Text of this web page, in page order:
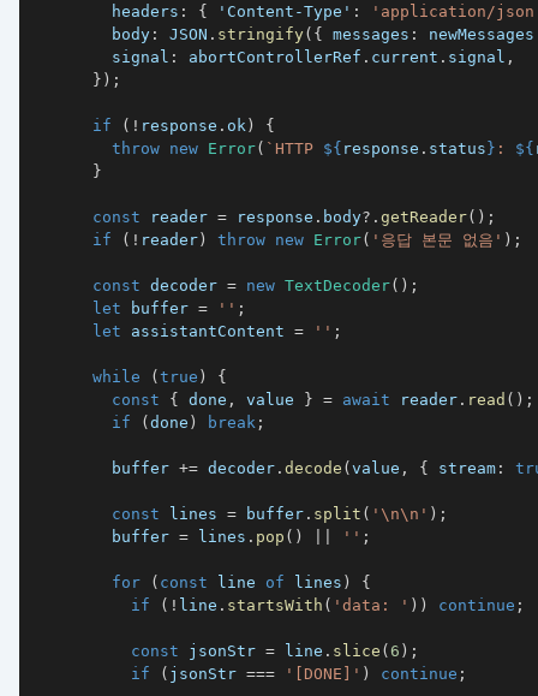
        headers
: { 'Content-Type' :
'application/
        body
: JSON . stringify( { messages :
        signal
: abortControllerRef . current . signal ,
} ) ;
if ( ! response . ok )
{
throw new Error( ` HTTP ${ response . status} : ${
}
const reader = response . body?. getReader( ) ;
if
( ! reader) throw new Error( '응답 본문 없음' ) ;
const decoder = new TextDecoder( ) ;
let buffer = '' ;
let assistantContent = '' ;
while (true )
{
const
{ done , value } = await reader . read ( ) ;
if
(done ) break ;
        buffer
+= decoder . decode (value , { stream :
const lines = buffer . split ( '\n\n' ) ;
        buffer
= lines . pop ( ) '' ;
for ( const line of lines )
{
if
( ! line . startsWith ( 'data: ' ) ) continue ;
const jsonStr = line . slice (6 ) ;
if
( jsonStr === '[DONE]' ) continue ;